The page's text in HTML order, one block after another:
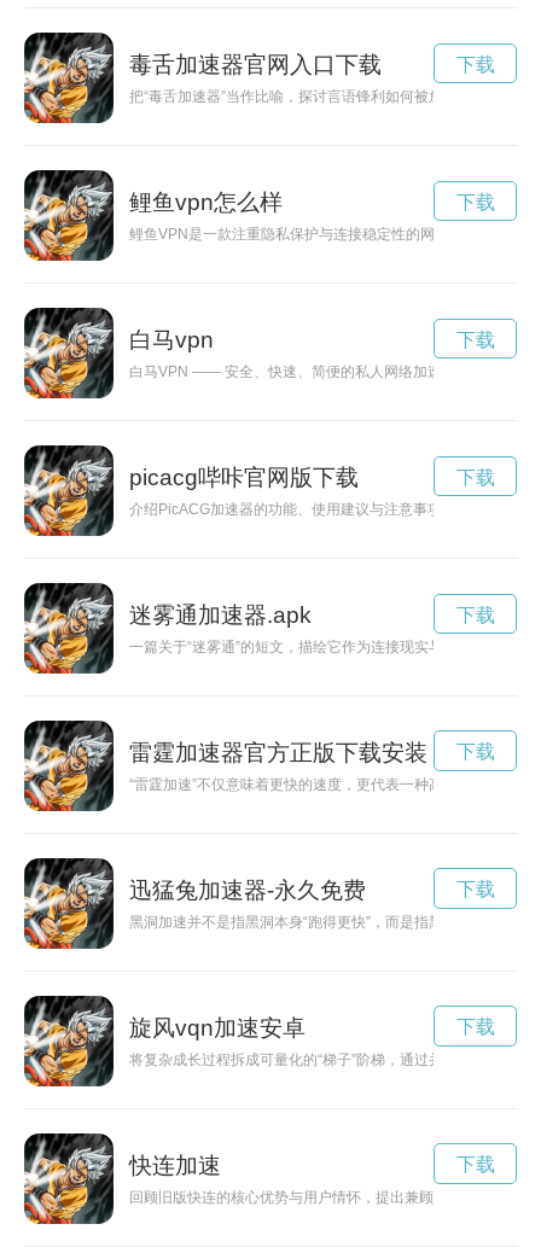
毒舌加速器官网入口下载
把“毒舌加速器”当作比喻，探讨言语锋利如何被放大、带来的
下载
鲤鱼vpn怎么样
鲤鱼VPN是一款注重隐私保护与连接稳定性的网络工具，适用
下载
白马vpn
白马VPN —— 安全、快速、简便的私人网络加速器关键词白马
下载
picacg哔咔官网版下载
介绍PicACG加速器的功能、使用建议与注意事项，帮助用户在
下载
迷雾通加速器.apk
一篇关于“迷雾通”的短文，描绘它作为连接现实与记忆的神秘通
下载
雷霆加速器官方正版下载安装
“雷霆加速”不仅意味着更快的速度，更代表一种高效、果断、
下载
迅猛兔加速器-永久免费
黑洞加速并不是指黑洞本身“跑得更快”，而是指黑洞强大引力
下载
旋风vqn加速安卓
将复杂成长过程拆成可量化的“梯子”阶梯，通过并行资源、持
下载
快连加速
回顾旧版快连的核心优势与用户情怀，提出兼顾传承与创新的改
下载